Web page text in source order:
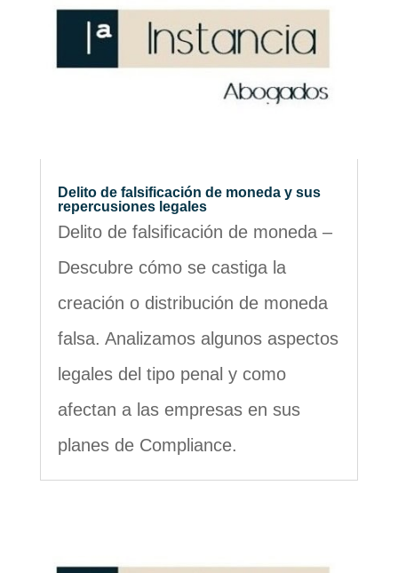
Delito de falsificación de moneda y sus
repercusiones legales
Delito de falsificación de moneda –
Descubre cómo se castiga la
creación o distribución de moneda
falsa. Analizamos algunos aspectos
legales del tipo penal y como
afectan a las empresas en sus
planes de Compliance.